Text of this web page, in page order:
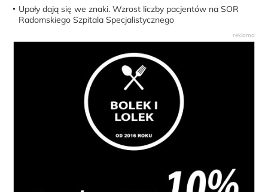
Upały dają się we znaki. Wzrost liczby pacjentów na SOR
Radomskiego Szpitala Specjalistycznego